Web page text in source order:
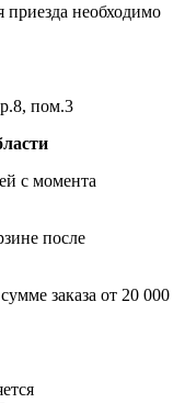
приезда необходимо
пом.3
с момента
после
заказа от 20 000